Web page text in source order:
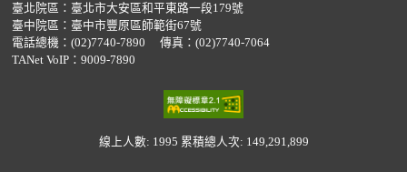
臺北院區：臺北市大安區和平東路一段179號
臺中院區：臺中市豐原區師範街67號
電話總機： (02)7740-7890
傳真：(02)7740-7064
TANet VoIP：9009-7890
線上人數: 1995 累積總人次: 149,291,899